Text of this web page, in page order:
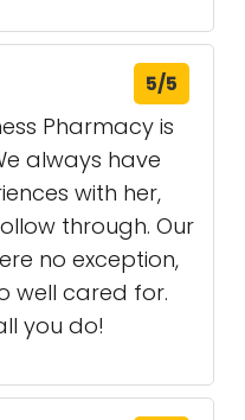
5/5
Pharmacy is
always have
with her,
through. Our
no exception,
well cared for.
you do!